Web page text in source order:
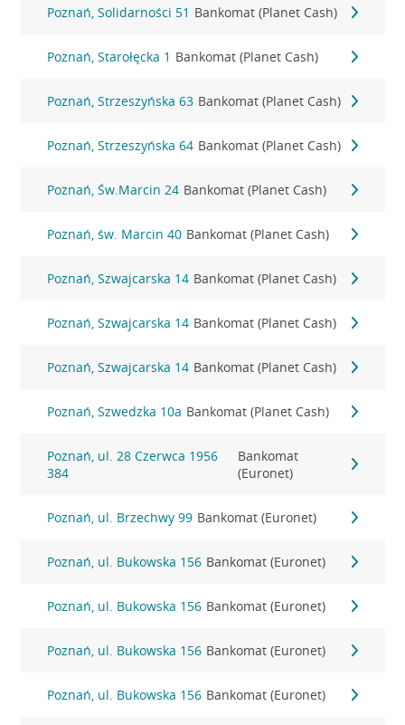
Poznań, Solidarności 51 Bankomat (Planet Cash)
Poznań, Starołęcka 1 Bankomat (Planet Cash)
Poznań, Strzeszyńska 63 Bankomat (Planet Cash)
Poznań, Strzeszyńska 64 Bankomat (Planet Cash)
Poznań, Św.Marcin 24 Bankomat (Planet Cash)
Poznań, św. Marcin 40 Bankomat (Planet Cash)
Poznań, Szwajcarska 14 Bankomat (Planet Cash)
Poznań, Szwajcarska 14 Bankomat (Planet Cash)
Poznań, Szwajcarska 14 Bankomat (Planet Cash)
Poznań, Szwedzka 10a Bankomat (Planet Cash)
Poznań, ul. 28 Czerwca 1956
384
Bankomat
(Euronet)
Poznań, ul. Brzechwy 99 Bankomat (Euronet)
Poznań, ul. Bukowska 156 Bankomat (Euronet)
Poznań, ul. Bukowska 156 Bankomat (Euronet)
Poznań, ul. Bukowska 156 Bankomat (Euronet)
Poznań, ul. Bukowska 156 Bankomat (Euronet)